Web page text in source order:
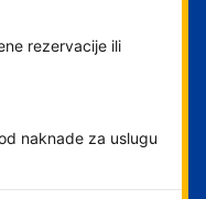
rezervacije ili
naknade za uslugu